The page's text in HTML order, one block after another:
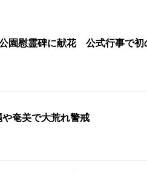
慰霊碑に献花 公式行事で初
奄美で大荒れ警戒